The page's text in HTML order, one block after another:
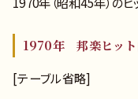
1970年 邦楽ヒット
[テーブル省略]